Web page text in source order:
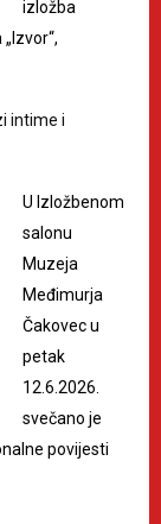
izložba
intime i
U Izložbenom
salonu
Muzeja
Međimurja
Čakovec u
petak
12.6.2026.
svečano je
povijesti